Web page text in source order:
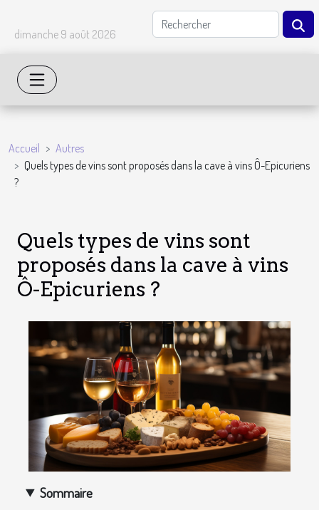
dimanche 9 août 2026
Accueil
Autres
Quels types de vins sont proposés dans la cave à vins Ô-Epicuriens
?
Quels types de vins sont
proposés dans la cave à vins
Ô-Epicuriens ?
Sommaire